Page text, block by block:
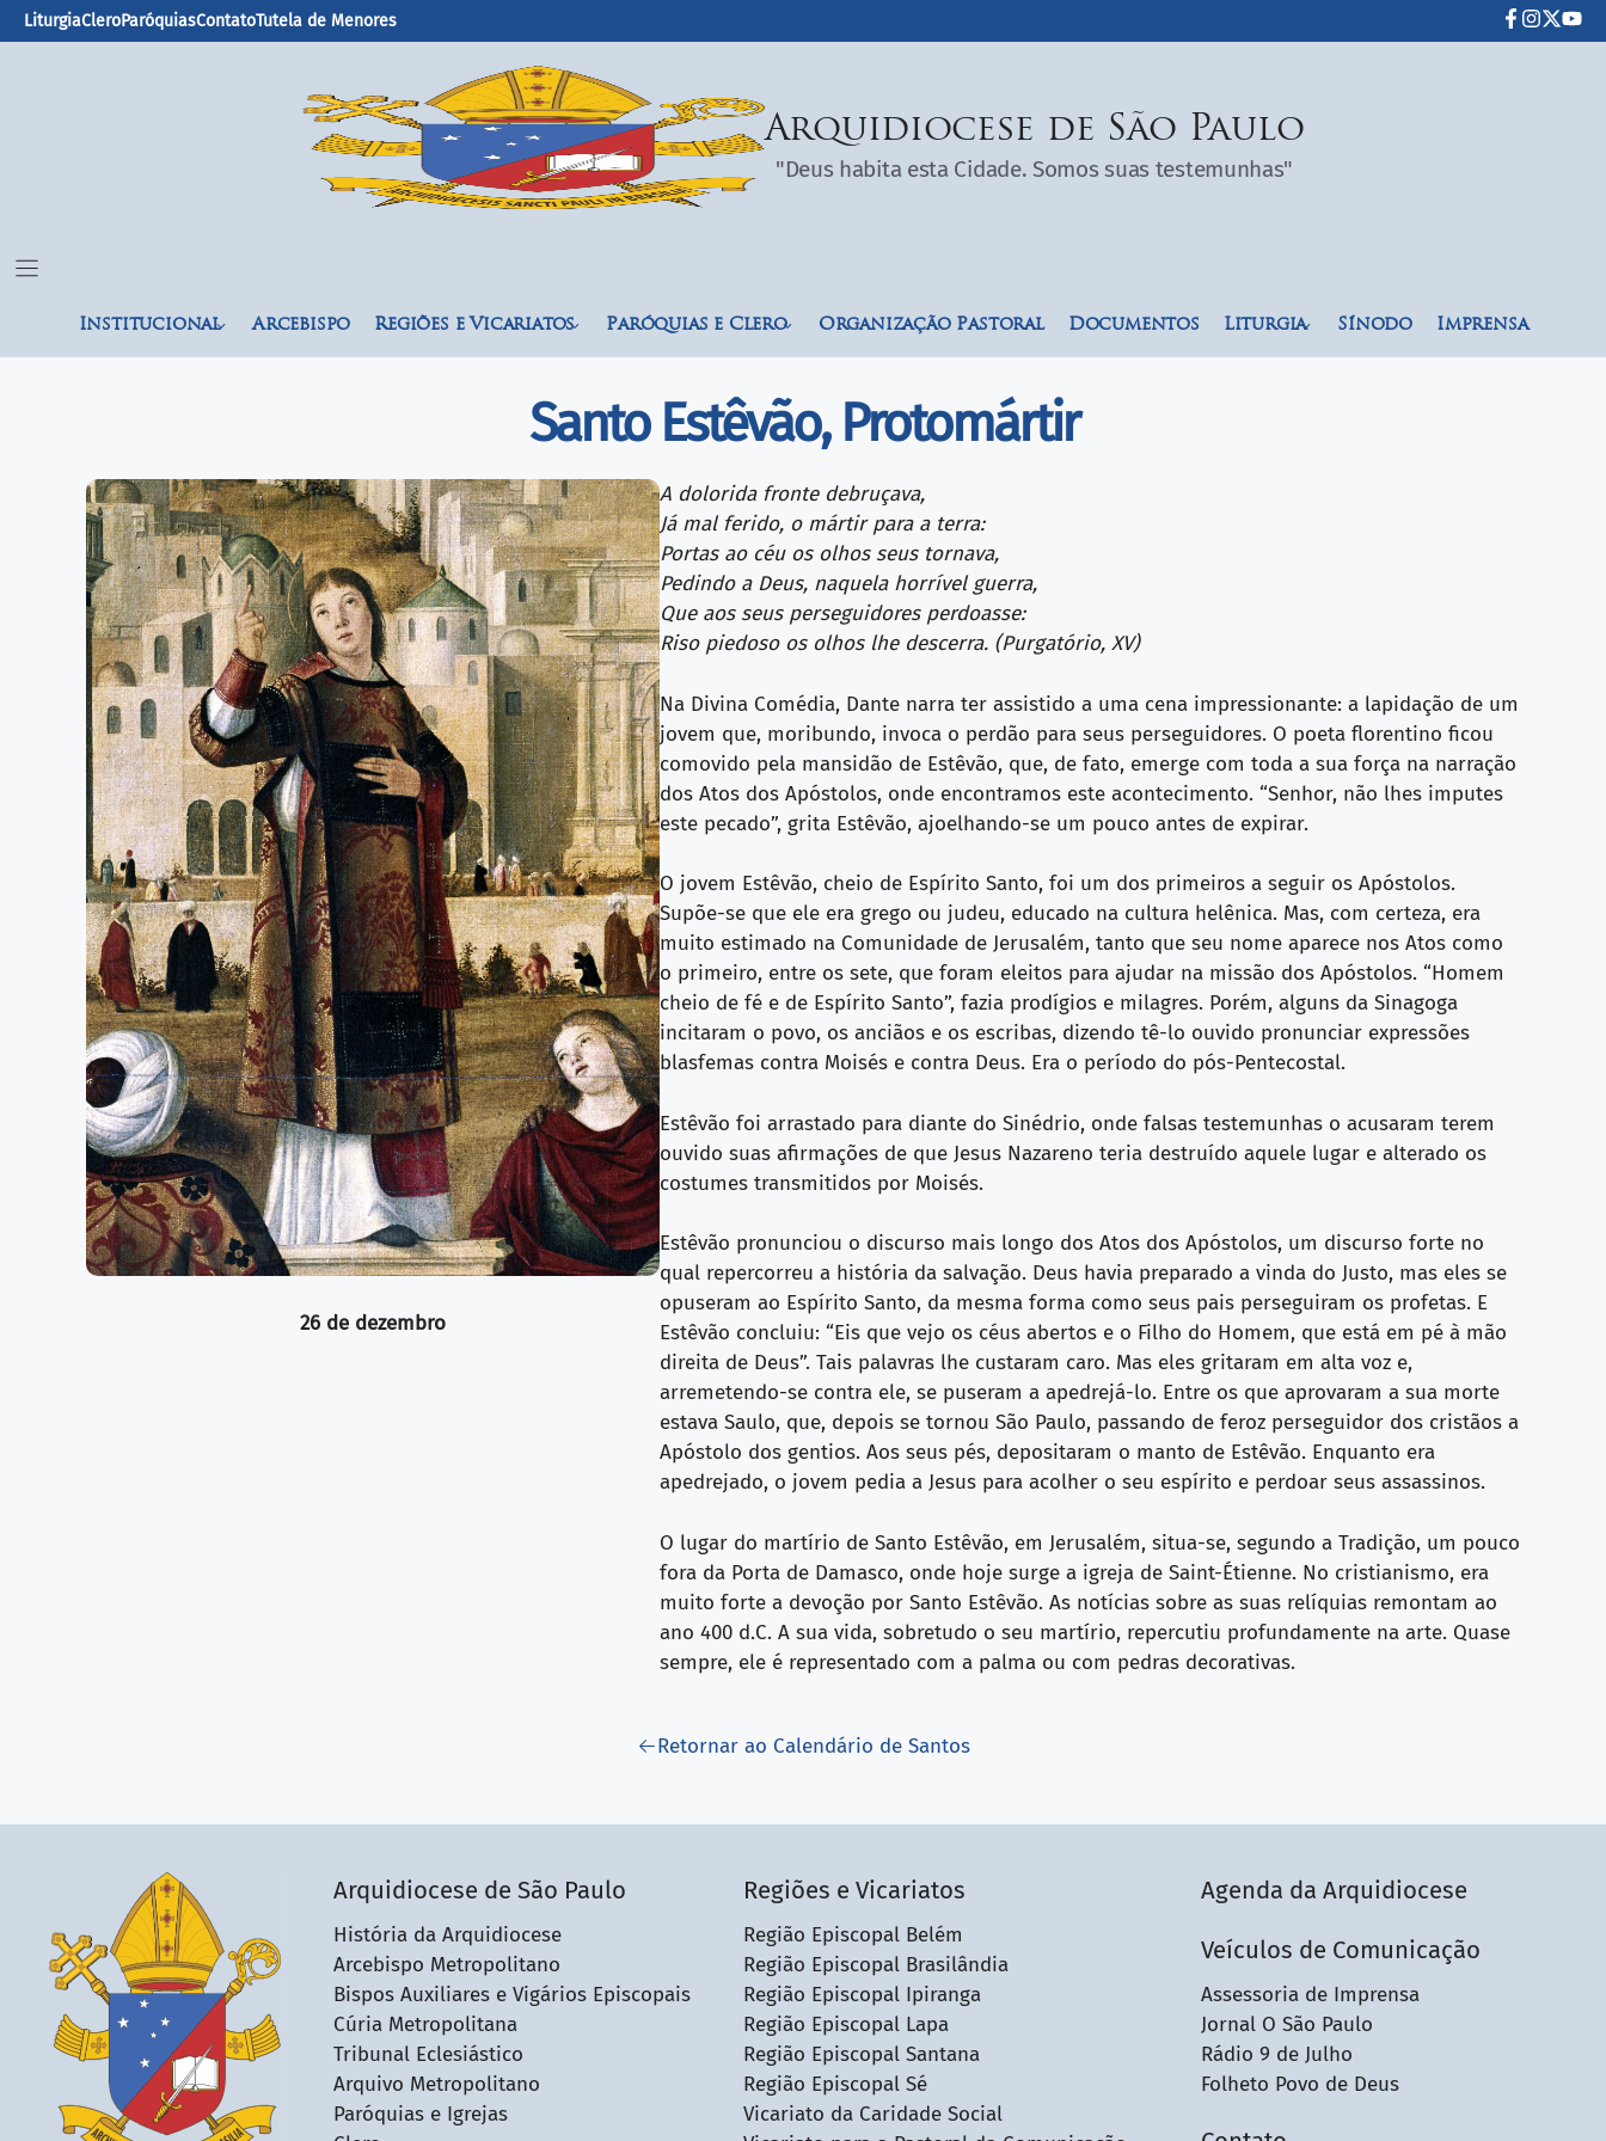
LiturgiaCleroParóquiasContatoTutela de Menores
Arquidiocese de São Paulo
"Deus habita esta Cidade. Somos suas testemunhas"
Institucional Arcebispo Regiões e Vicariatos Paróquias e Clero Organização Pastoral Documentos Liturgia Sínodo Imprensa
Santo Estêvão, Protomártir
26 de dezembro
A dolorida fronte debruçava,
Já mal ferido, o mártir para a terra:
Portas ao céu os olhos seus tornava,
Pedindo a Deus, naquela horrível guerra,
Que aos seus perseguidores perdoasse:
Riso piedoso os olhos lhe descerra. (Purgatório, XV)
Na Divina Comédia, Dante narra ter assistido a uma cena impressionante: a lapidação de um
jovem que, moribundo, invoca o perdão para seus perseguidores. O poeta florentino ficou
comovido pela mansidão de Estêvão, que, de fato, emerge com toda a sua força na narração
dos Atos dos Apóstolos, onde encontramos este acontecimento. “Senhor, não lhes imputes
este pecado”, grita Estêvão, ajoelhando-se um pouco antes de expirar.
O jovem Estêvão, cheio de Espírito Santo, foi um dos primeiros a seguir os Apóstolos.
Supõe-se que ele era grego ou judeu, educado na cultura helênica. Mas, com certeza, era
muito estimado na Comunidade de Jerusalém, tanto que seu nome aparece nos Atos como
o primeiro, entre os sete, que foram eleitos para ajudar na missão dos Apóstolos. “Homem
cheio de fé e de Espírito Santo”, fazia prodígios e milagres. Porém, alguns da Sinagoga
incitaram o povo, os anciãos e os escribas, dizendo tê-lo ouvido pronunciar expressões
blasfemas contra Moisés e contra Deus. Era o período do pós-Pentecostal.
Estêvão foi arrastado para diante do Sinédrio, onde falsas testemunhas o acusaram terem
ouvido suas afirmações de que Jesus Nazareno teria destruído aquele lugar e alterado os
costumes transmitidos por Moisés.
Estêvão pronunciou o discurso mais longo dos Atos dos Apóstolos, um discurso forte no
qual repercorreu a história da salvação. Deus havia preparado a vinda do Justo, mas eles se
opuseram ao Espírito Santo, da mesma forma como seus pais perseguiram os profetas. E
Estêvão concluiu: “Eis que vejo os céus abertos e o Filho do Homem, que está em pé à mão
direita de Deus”. Tais palavras lhe custaram caro. Mas eles gritaram em alta voz e,
arremetendo-se contra ele, se puseram a apedrejá-lo. Entre os que aprovaram a sua morte
estava Saulo, que, depois se tornou São Paulo, passando de feroz perseguidor dos cristãos a
Apóstolo dos gentios. Aos seus pés, depositaram o manto de Estêvão. Enquanto era
apedrejado, o jovem pedia a Jesus para acolher o seu espírito e perdoar seus assassinos.
O lugar do martírio de Santo Estêvão, em Jerusalém, situa-se, segundo a Tradição, um pouco
fora da Porta de Damasco, onde hoje surge a igreja de Saint-Étienne. No cristianismo, era
muito forte a devoção por Santo Estêvão. As notícias sobre as suas relíquias remontam ao
ano 400 d.C. A sua vida, sobretudo o seu martírio, repercutiu profundamente na arte. Quase
sempre, ele é representado com a palma ou com pedras decorativas.
Retornar ao Calendário de Santos
Arquidiocese de São Paulo
História da Arquidiocese
Arcebispo Metropolitano
Bispos Auxiliares e Vigários Episcopais
Cúria Metropolitana
Tribunal Eclesiástico
Arquivo Metropolitano
Paróquias e Igrejas
Regiões e Vicariatos
Região Episcopal Belém
Região Episcopal Brasilândia
Região Episcopal Ipiranga
Região Episcopal Lapa
Região Episcopal Santana
Região Episcopal Sé
Vicariato da Caridade Social
Agenda da Arquidiocese
Veículos de Comunicação
Assessoria de Imprensa
Jornal O São Paulo
Rádio 9 de Julho
Folheto Povo de Deus